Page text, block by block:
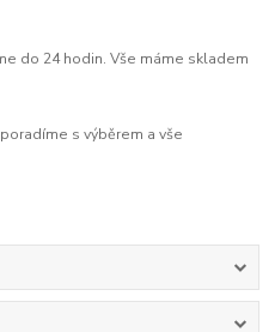
do 24 hodin. Vše máme skladem
s výběrem a vše